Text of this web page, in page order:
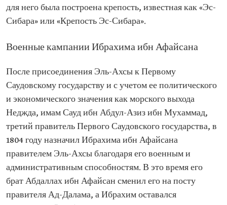
для него была построена крепость, известная как «Эс-
Сибара» или «Крепость Эс-Сибара».
Военные кампании Ибрахима ибн Афайсана
После присоединения Эль-Ахсы к Первому
Саудовскому государству и с учетом ее политического
и экономического значения как морского выхода
Неджда, имам Сауд ибн Абдул-Азиз ибн Мухаммад,
третий правитель Первого Саудовского государства, в
1804 году назначил Ибрахима ибн Афайсана
правителем Эль-Ахсы благодаря его военным и
административным способностям. В это время его
брат Абдаллах ибн Афайсан сменил его на посту
правителя Ад-Далама, а Ибрахим оставался